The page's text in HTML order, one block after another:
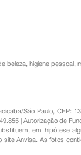
beleza, higiene pessoal ,
São Paulo,
| Autorização de
em hipótese
Anvisa. As fotos